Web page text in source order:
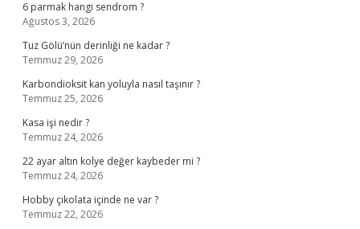
6 parmak hangi sendrom ?
Ağustos 3, 2026
Tuz Gölü’nün derinliği ne kadar ?
Temmuz 29, 2026
Karbondioksit kan yoluyla nasıl taşınır ?
Temmuz 25, 2026
Kasa işi nedir ?
Temmuz 24, 2026
22 ayar altın kolye değer kaybeder mi ?
Temmuz 24, 2026
Hobby çikolata içinde ne var ?
Temmuz 22, 2026